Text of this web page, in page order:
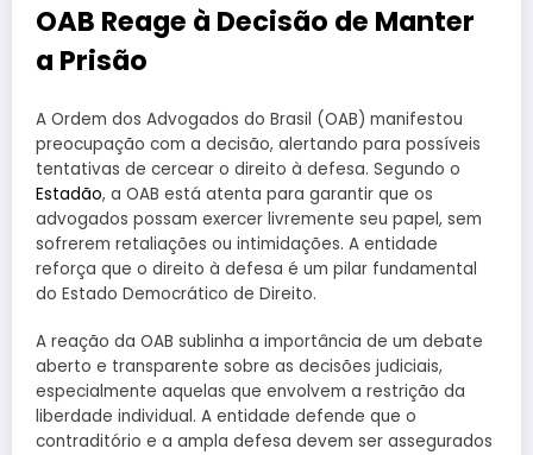
OAB Reage à Decisão de Manter
a Prisão
A Ordem dos Advogados do Brasil (OAB) manifestou
preocupação com a decisão, alertando para possíveis
tentativas de cercear o direito à defesa. Segundo o
Estadão, a OAB está atenta para garantir que os
advogados possam exercer livremente seu papel, sem
sofrerem retaliações ou intimidações. A entidade
reforça que o direito à defesa é um pilar fundamental
do Estado Democrático de Direito.
A reação da OAB sublinha a importância de um debate
aberto e transparente sobre as decisões judiciais,
especialmente aquelas que envolvem a restrição da
liberdade individual. A entidade defende que o
contraditório e a ampla defesa devem ser assegurados